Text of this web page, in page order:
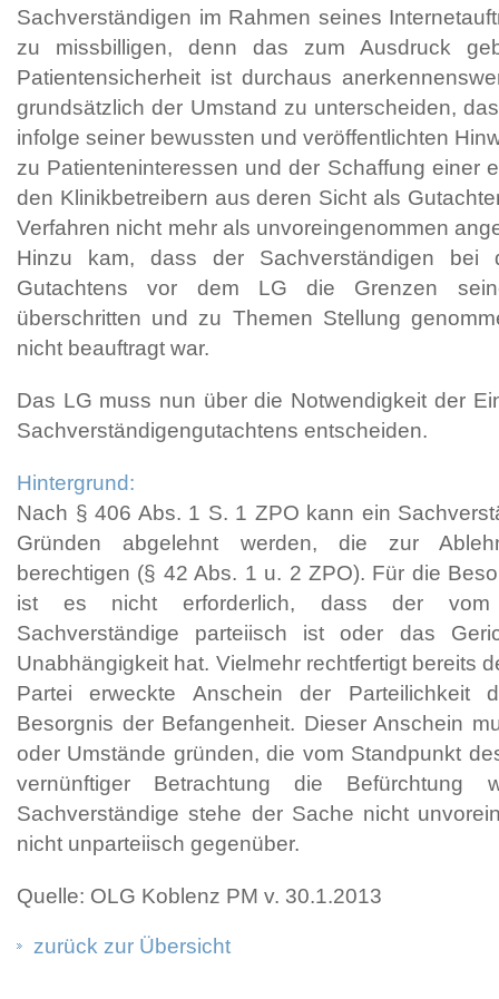
Sachverständigen im Rahmen seines
zu missbilligen, denn das zum Ausdruck
Patientensicherheit ist durchaus
grundsätzlich der Umstand zu unterscheiden,
infolge seiner bewussten und veröffentlichten
zu Patienteninteressen und der Schaffung einer
den Klinikbetreibern aus deren Sicht als
Verfahren nicht mehr als unvoreingenommen
Hinzu kam, dass der Sachverständigen bei
Gutachtens vor dem LG die Grenzen
überschritten und zu Themen Stellung
nicht beauftragt war.
Das LG muss nun über die Notwendigkeit der
Sachverständigengutachtens entscheiden.
Hintergrund:
Nach § 406 Abs. 1 S. 1 ZPO kann ein
Gründen abgelehnt werden, die zur
berechtigen (§ 42 Abs. 1 u. 2 ZPO). Für die
ist es nicht erforderlich, dass der vom
Sachverständige parteiisch ist oder das
Unabhängigkeit hat. Vielmehr rechtfertigt bereits
Partei erweckte Anschein der Parteilichkeit
Besorgnis der Befangenheit. Dieser Anschein
oder Umstände gründen, die vom Standpunkt
vernünftiger Betrachtung die Befürchtung
Sachverständige stehe der Sache nicht
nicht unparteiisch gegenüber.
Quelle: OLG Koblenz PM v. 30.1.2013
zurück zur Übersicht